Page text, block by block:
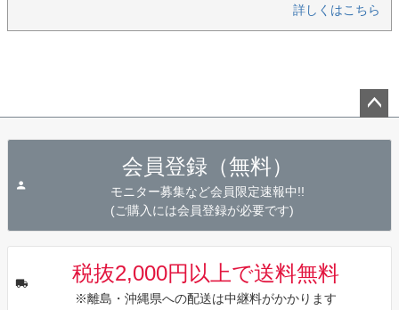
詳しくはこちら
会員登録（無料）
モニター募集など会員限定速報中!!
(ご購入には会員登録が必要です)
税抜2,000円以上で送料無料
※離島・沖縄県への配送は中継料がかかります